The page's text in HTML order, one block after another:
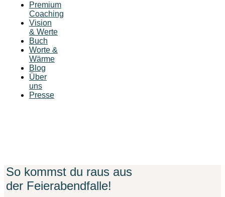
Premium
Coaching
Vision
& Werte
Buch
Worte &
Wärme
Blog
Über
uns
Presse
So kommst du raus aus
der Feierabendfalle!